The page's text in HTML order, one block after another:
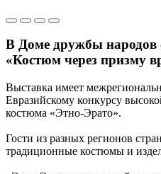
В Доме дружбы народов
«Костюм через призму
Выставка имеет
Евразийскому конкурсу
костюма «Этно-Эрато».
Гости из разных регионов
традиционные костюмы и